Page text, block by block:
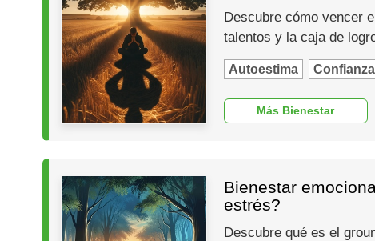
Descubre cómo vencer
talentos y la caja de
Autoestima Confianza
Más Bienestar
Bienestar
estrés?
Descubre qué es el